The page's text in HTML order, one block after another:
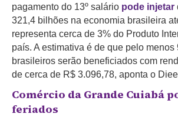
pagamento do 13º salário pode injetar
321,4 bilhões na economia brasileira
representa cerca de 3% do Produto
país. A estimativa é de que pelo
brasileiros serão beneficiados com
de cerca de R$ 3.096,78, aponta o
Comércio da Grande Cuiabá
feriados